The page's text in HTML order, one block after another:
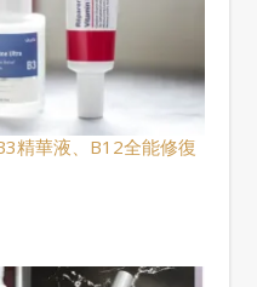
精華液、B12全能修復